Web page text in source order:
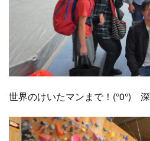
世界のけいたマンまで！(°0°)